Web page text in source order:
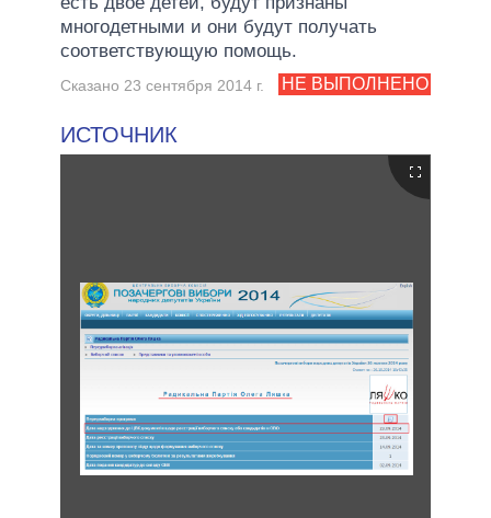
многодетными и они будут получать
соответствующую помощь.
НЕ ВЫПОЛНЕНО
Сказано 23 сентября 2014 г.
ИСТОЧНИК